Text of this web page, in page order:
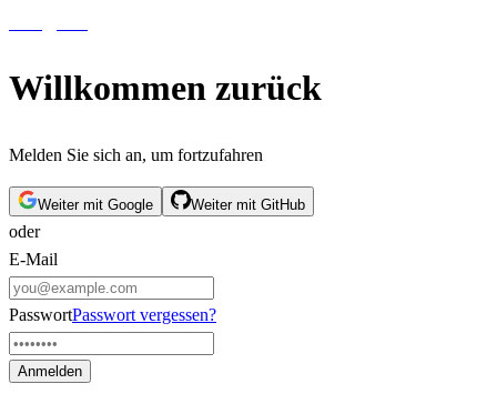
Willkommen zurück
Melden Sie sich an, um fortzufahren
Weiter mit Google Weiter mit GitHub
oder
E-Mail
PasswortPasswort vergessen?
Anmelden